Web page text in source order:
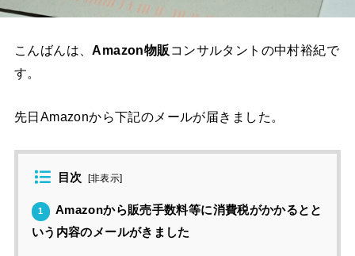
こんばんは、Amazon物販 コンサルタントの中村裕紀で
す。
先日Amazonから下記のメールが届きました。
目次 [非表示]
1
Amazonから販売手数料等に消費税がかかるとと
いう内容のメールがきました